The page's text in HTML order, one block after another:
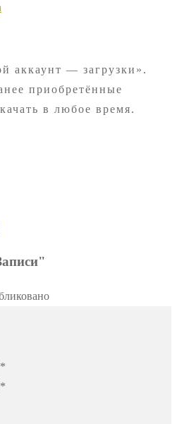
аккаунт — загрузки».
приобретённые
в любое время.
*
*